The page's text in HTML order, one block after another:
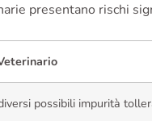
presentano rischi
possibili impurità